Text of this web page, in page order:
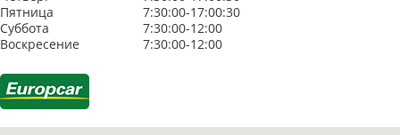
Пятница
7:30:00-17:00:30
Суббота
7:30:00-12:00
Воскресение
7:30:00-12:00